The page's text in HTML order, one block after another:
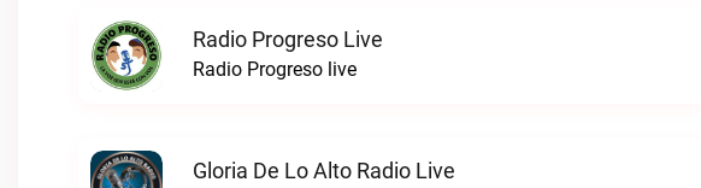
Radio Progreso Live
Radio Progreso live
Gloria De Lo Alto Radio Live